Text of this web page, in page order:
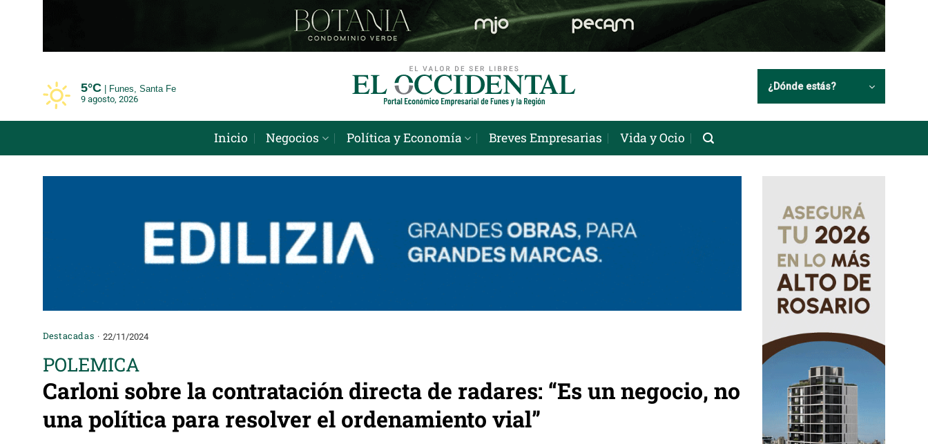
5°C
Funes, Santa Fe
9 agosto, 2026
¿Dónde estás?
Inicio Negocios Política y Economía Breves Empresarias Vida y Ocio
Destacadas 22/11/2024
POLEMICA
Carloni sobre la contratación directa de radares: “Es un negocio, no
una política para resolver el ordenamiento vial”